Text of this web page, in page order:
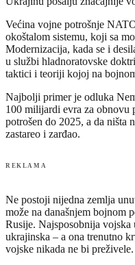
Većina vojne potrošnje
okoštalom sistemu, koji sa
Modernizacija, kada se i
u službi hladnoratovske
taktici i teoriji kojoj na
Najbolji primer je odluka
100 milijardi evra za obnovu
potrošen do 2025, a da ništa
zastareo i zarđao.
REKLAMA
Ne postoji nijedna zemlja
može na današnjem bojnom
Rusije. Najsposobnija vojska
ukrajinska – a ona trenutno
vojske nikada ne bi preživele.